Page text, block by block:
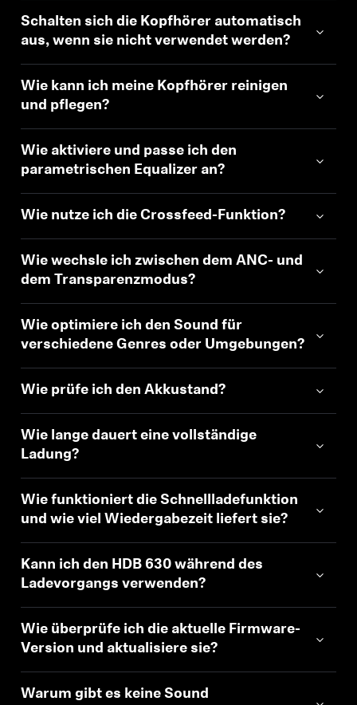
Schalten sich die Kopfhörer automatisch
aus, wenn sie nicht verwendet werden?
Wie kann ich meine Kopfhörer reinigen
und pflegen?
Wie aktiviere und passe ich den
parametrischen Equalizer an?
Wie nutze ich die Crossfeed-Funktion?
Wie wechsle ich zwischen dem ANC- und
dem Transparenzmodus?
Wie optimiere ich den Sound für
verschiedene Genres oder Umgebungen?
Wie prüfe ich den Akkustand?
Wie lange dauert eine vollständige
Ladung?
Wie funktioniert die Schnellladefunktion
und wie viel Wiedergabezeit liefert sie?
Kann ich den HDB 630 während des
Ladevorgangs verwenden?
Wie überprüfe ich die aktuelle Firmware-
Version und aktualisiere sie?
Warum gibt es keine Sound